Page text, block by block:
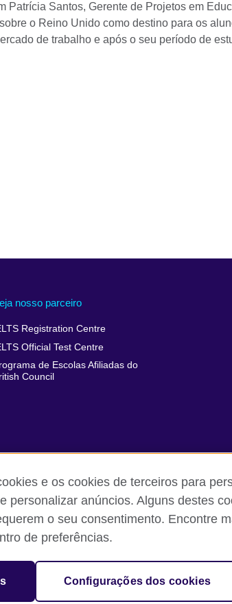
Patrícia Santos, Gerente de Projetos em
o Reino Unido como destino para os
de trabalho e após o seu período de
nosso parceiro
Registration Centre
Official Test Centre
de Escolas Afiliadas do
Council
Política de privacidade e termos de
Wales) SC037733 (Scotland).
e os cookies de terceiros para
personalizar anúncios. Alguns destes
o seu consentimento. Encontre
de preferências.
Configurações dos cookies